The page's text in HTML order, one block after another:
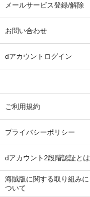
メールサービス登録/解除
お問い合わせ
dアカウントログイン
ご利用規約
プライバシーポリシー
dアカウント2段階認証とは
海賊版に関する取り組みに
ついて